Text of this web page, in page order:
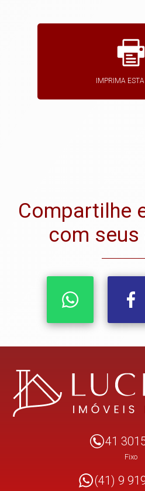
IMPRIMA
Compartilhe
com
41
Fixo
(41) 9